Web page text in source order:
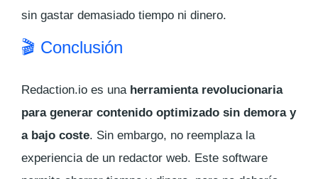
sin gastar demasiado tiempo ni dinero.
🎬 Conclusión
Redaction.io es una herramienta revolucionaria
para generar contenido optimizado sin demora y
a bajo coste. Sin embargo, no reemplaza la
experiencia de un redactor web. Este software